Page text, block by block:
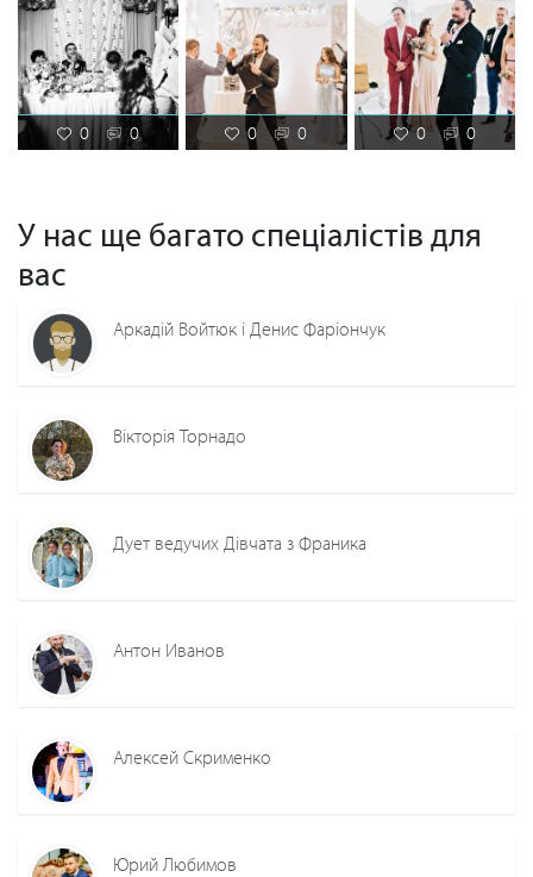
0 0 0 0 0 0
У нас ще багато спеціалістів для
вас
Аркадій Войтюк і Денис Фаріончук
Вікторія Торнадо
Дует ведучих Дівчата з Франика
Антон Иванов
Алексей Скрименко
Юрий Любимов